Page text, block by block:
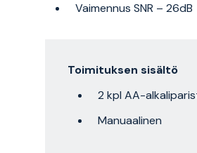
Vaimennus SNR – 26dB
Toimituksen sisältö
2 kpl AA-
Manuaalinen